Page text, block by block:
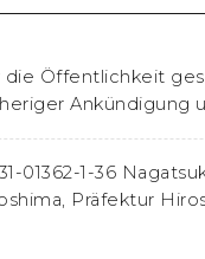
die Öffentlichkeit
Ankündigung
01362-1-36
Präfektur